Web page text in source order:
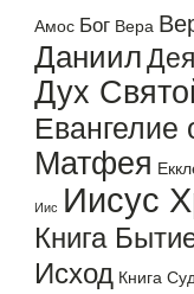
Амос Бог Вера
Даниил
Дух
Евангелие
Матфея
Иис Иисус
Книга
Исход Книга